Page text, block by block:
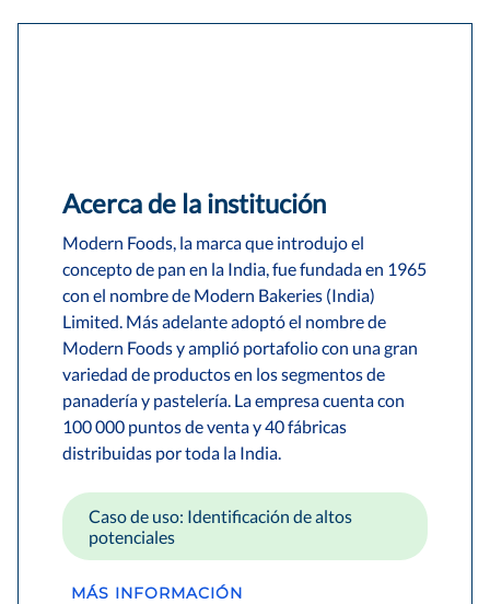
Acerca de la institución
Modern Foods, la marca que introdujo el
concepto de pan en la India, fue fundada en 1965
con el nombre de Modern Bakeries (India)
Limited. Más adelante adoptó el nombre de
Modern Foods y amplió portafolio con una gran
variedad de productos en los segmentos de
panadería y pastelería. La empresa cuenta con
100 000 puntos de venta y 40 fábricas
distribuidas por toda la India.
Caso de uso: Identificación de altos
potenciales
MÁS INFORMACIÓN